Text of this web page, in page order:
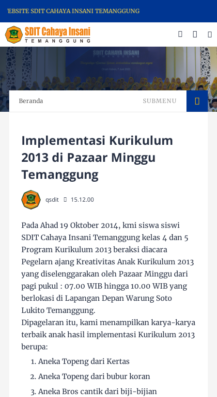
SDIT CAHAYA INSANI TEMANGGUNG
Beranda SUBMENU
Implementasi Kurikulum
2013 di Pazaar Minggu
Temanggung
qsdit 15.12.00
Pada Ahad 19 Oktober 2014, kmi siswa siswi
SDIT Cahaya Insani Temanggung kelas 4 dan 5
Program Kurikulum 2013 beraksi diacara
Pegelarn ajang Kreativitas Anak Kurikulum 2013
yang diselenggarakan oleh Pazaar Minggu dari
pagi pukul : 07.00 WIB hingga 10.00 WIB yang
berlokasi di Lapangan Depan Warung Soto
Lukito Temanggung.
Dipagelaran itu, kami menampilkan karya-karya
terbaik anak hasil implementasi Kurikulum 2013
berupa:
Aneka Topeng dari Kertas
Aneka Topeng dari bubur koran
Aneka Bros cantik dari biji-bijian